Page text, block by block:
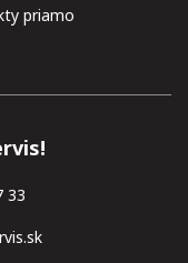
priamo
33